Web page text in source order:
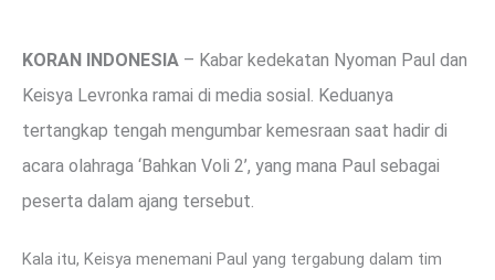
KORAN INDONESIA – Kabar kedekatan Nyoman Paul dan
Keisya Levronka ramai di media sosial. Keduanya
tertangkap tengah mengumbar kemesraan saat hadir di
acara olahraga ‘Bahkan Voli 2’, yang mana Paul sebagai
peserta dalam ajang tersebut.
Kala itu, Keisya menemani Paul yang tergabung dalam tim